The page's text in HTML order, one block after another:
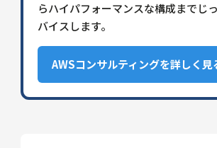
らハイパフォーマンスな構成までじ
バイスします。
AWSコンサルティングを詳しく見